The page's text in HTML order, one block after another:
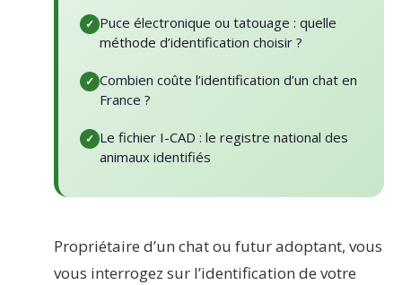
Puce électronique ou tatouage : quelle
méthode d’identification choisir ?
Combien coûte l’identification d’un chat en
France ?
Le fichier I-CAD : le registre national des
animaux identifiés
Propriétaire d’un chat ou futur adoptant, vous
vous interrogez sur l’identification de votre